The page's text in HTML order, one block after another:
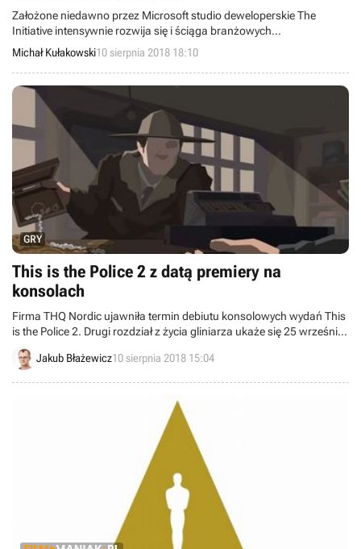
Założone niedawno przez Microsoft studio deweloperskie The
Initiative intensywnie rozwija się i ściąga branżowych
profesjonalistów. Mają oni na swoim koncie gry takie jak God of War,
Red Dead Redemption czy Tomb Raider i pracowali w studiach Sony
Santa Monica, Rockstar, Crystal Dynamics oraz Respawn
Entertainment.
Michał Kułakowski10 sierpnia 2018 18:10
GRY
This is the Police 2 z datą premiery na
konsolach
Firma THQ Nordic ujawniła termin debiutu konsolowych wydań This
is the Police 2. Drugi rozdział z życia gliniarza ukaże się 25 września
na PlayStation 4, Nintendo Switch oraz Xboksie One.
Jakub Błażewicz10 sierpnia 2018 15:04